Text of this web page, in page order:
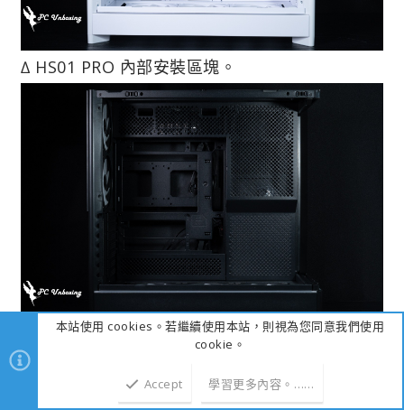
∆ HS01 PRO 內部安裝區塊。
∆ HS02 PRO 內部安裝區塊。
本站使用 cookies。若繼續使用本站，則視為您同意我們使用
cookie。
Accept 學習更多內容。……